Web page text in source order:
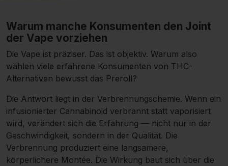
Warum manche Konsumenten den Joint
der Vape vorziehen
Die Vape ist präziser. Das ist objektiv. Warum also
wählen viele erfahrene Konsumenten von THC-
Alternativen bewusst das Preroll?
Die Antwort liegt in der Verbrennungschemie. Wenn ein
infusionierter Cannabinoid verbrannt statt vaporisiert
wird, verändert sich die Erfahrung — nicht nur in der
Geschwindigkeit, sondern in der Qualität. Die
Verbrennung produziert eine langsamere,
körperlichere Montée. Die Wirkung baut sich über die